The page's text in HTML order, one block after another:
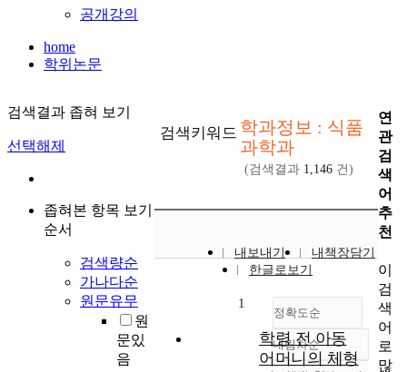
공개강의
home
학위논문
검색결과 좁혀 보기
선택해제
좁혀본 항목 보기
순서
검색량순
가나다순
원문유무
원
문있
음
검색키워드 학과정보 : 식품
과학과
(검색결과 1,146 건)
내보내기
내책장담기
한글로보기
정확도순
정확도
내림차순
1
학령 전 아동
어머니의 체형
연
관
검
색
어
추
천
이
검
색
어
로
많